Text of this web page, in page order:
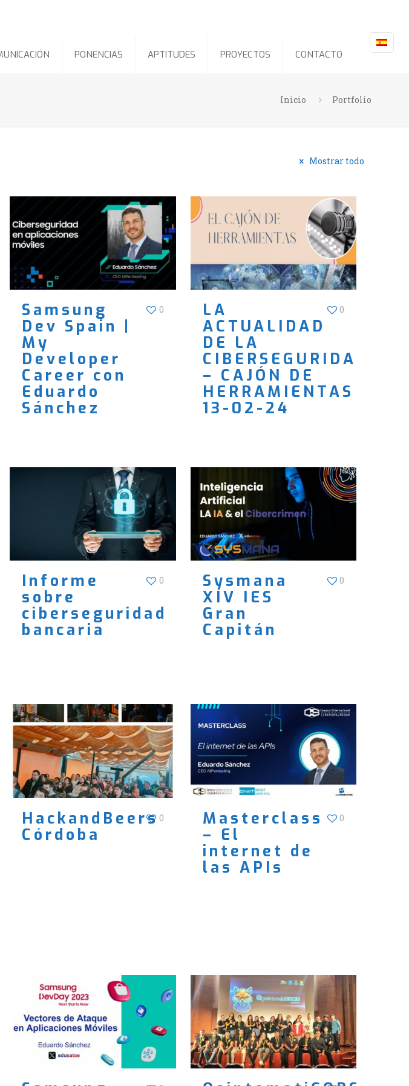
PONENCIAS APTITUDES PROYECTOS CONTACTO
Inicio Portfolio
Mostrar todo
Samsung
Dev Spain |
My
Developer
Career con
Eduardo
Sánchez
0
LA
ACTUALIDAD
DE LA
CIBERSEGURIDADEL
– CAJÓN DE
HERRAMIENTAS
13-02-24
0
Informe
sobre
ciberseguridad
bancaria
0
Sysmana
XIV IES
Gran
Capitán
0
HackandBeers
Córdoba
0
Masterclass
– El
internet de
las APIs
0